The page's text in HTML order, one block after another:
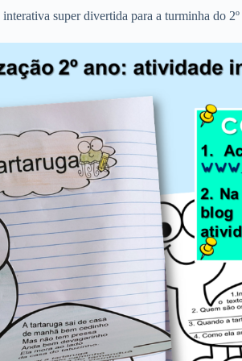
super divertida para a turminha do 2º